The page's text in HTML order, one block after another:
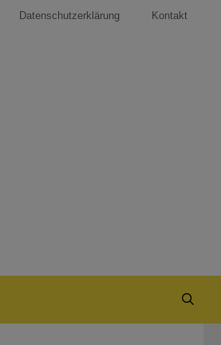
Datenschutzerklärung Kontakt